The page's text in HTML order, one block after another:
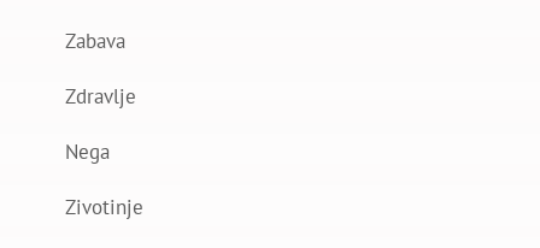
Zabava
Zdravlje
Nega
Zivotinje